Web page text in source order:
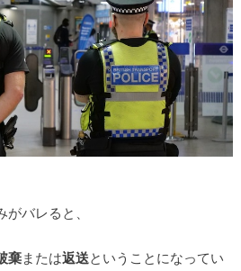
がバレると、
棄または返送ということになってい